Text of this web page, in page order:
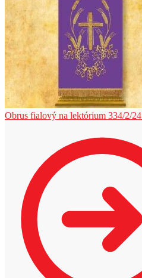
Obrus fialový na lektórium 334/2/24